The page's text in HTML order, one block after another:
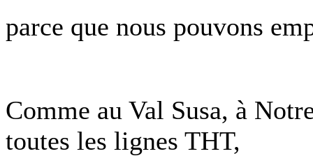
parce que nous pouvons
Comme au Val Susa, à
toutes les lignes THT,